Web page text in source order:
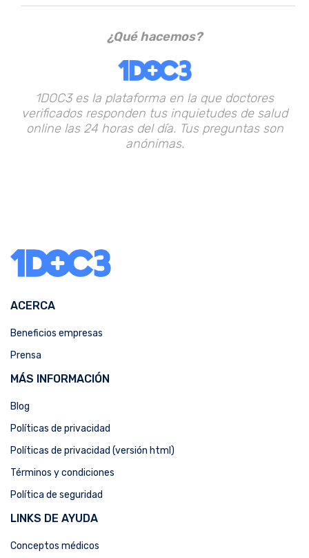
¿Qué hacemos?
1DOC3 es la plataforma en la que doctores
verificados responden tus inquietudes de salud
online las 24 horas del día. Tus preguntas son
anónimas.
ACERCA
Beneficios empresas
Prensa
MÁS INFORMACIÓN
Blog
Políticas de privacidad
Políticas de privacidad (versión html)
Términos y condiciones
Política de seguridad
LINKS DE AYUDA
Conceptos médicos